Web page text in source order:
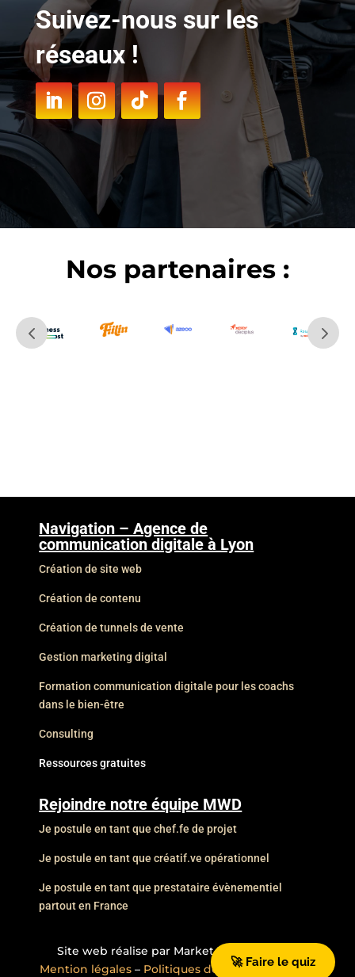
🚀 Faire le quiz
Suivez-nous sur les
réseaux !
Nos partenaires :
Navigation – Agence de
communication digitale à Lyon
Création de site web
Création de contenu
Création de tunnels de vente
Gestion marketing digital
Formation communication digitale pour les coachs
dans le bien-être
Consulting
Ressources gratuites
Rejoindre notre équipe MWD
Je postule en tant que chef.fe de projet
Je postule en tant que créatif.ve opérationnel
Je postule en tant que prestataire évènementiel
partout en France
Site web réalise par Market Web Design –
Mention légales – Politiques de confidentialite–